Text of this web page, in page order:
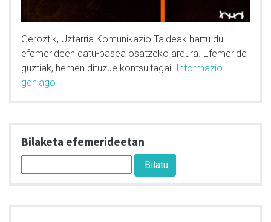
Geroztik, Uztarria Komunikazio Taldeak hartu du
efemerideen datu-basea osatzeko ardura. Efemeride
guztiak, hemen dituzue kontsultagai. Informazio
gehiago
Bilaketa efemerideetan